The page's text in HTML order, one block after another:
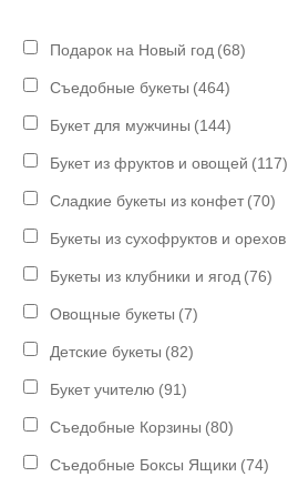
Подарок на Новый год (68)
Съедобные букеты (464)
Букет для мужчины (144)
Букет из фруктов и овощей (117)
Сладкие букеты из конфет (70)
Букеты из сухофруктов и орехов
Букеты из клубники и ягод (76)
Овощные букеты (7)
Детские букеты (82)
Букет учителю (91)
Съедобные Корзины (80)
Съедобные Боксы Ящики (74)